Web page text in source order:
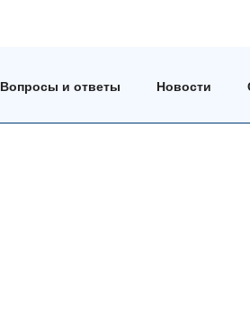
Вопросы и ответы Новости